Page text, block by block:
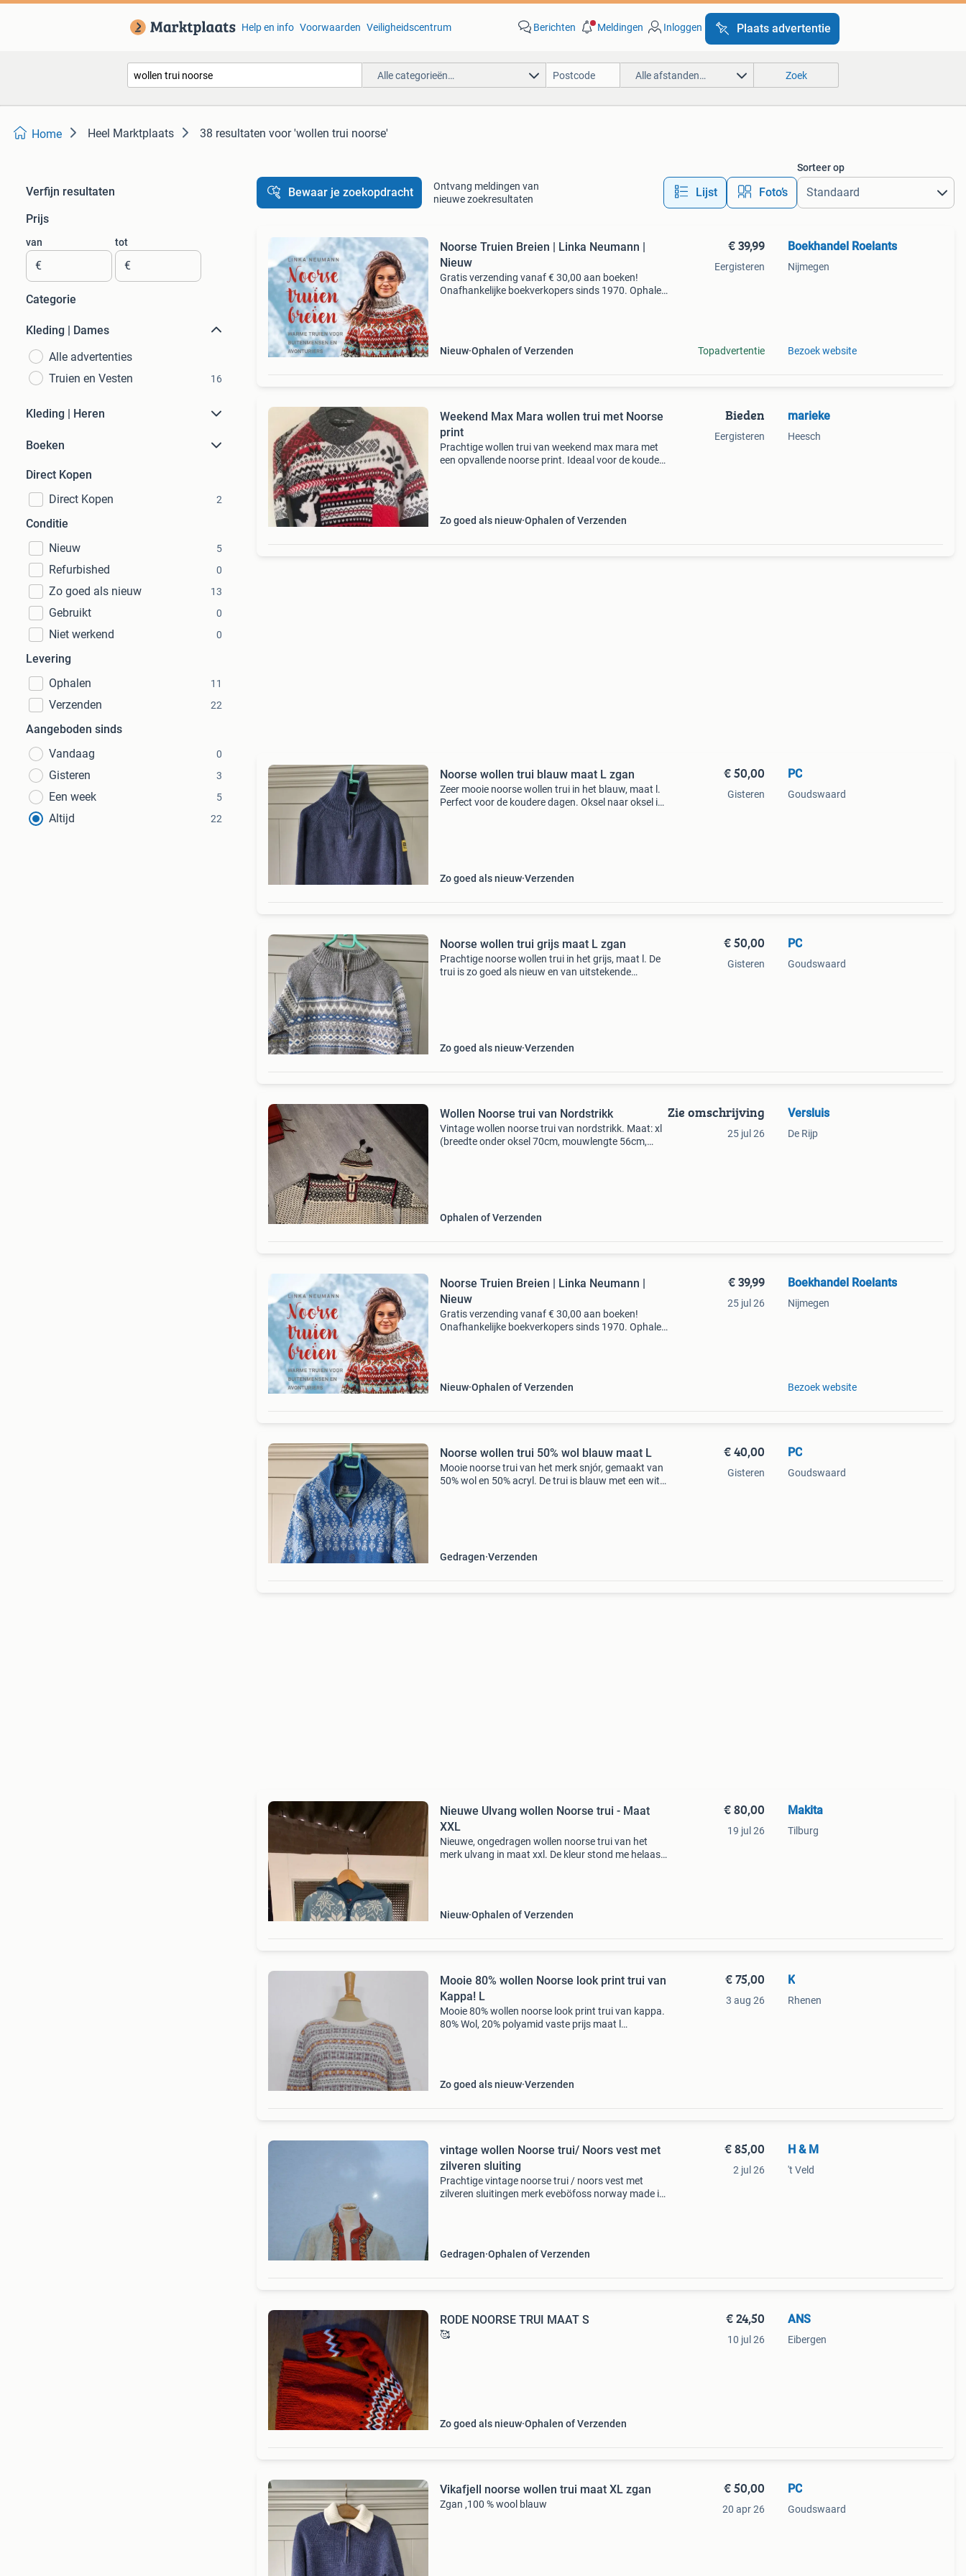
Help en info Voorwaarden Veiligheidscentrum Berichten Meldingen Inloggen Plaats advertentie
Alle categorieën… Alle afstanden… Zoek
Home Heel Marktplaats 38 resultaten voor 'wollen trui noorse'
Verfijn resultaten
Prijs
van
€
tot
€
Categorie
Kleding | Dames
Alle advertenties
Truien en Vesten
16
Kleding | Heren
Boeken
Direct Kopen
Direct Kopen
2
Conditie
Nieuw
5
Refurbished 0
Zo goed als nieuw 13
Gebruikt 0
Niet werkend 0
Levering
Ophalen
11
Verzenden 22
Aangeboden sinds
Vandaag
0
Gisteren 3
Een week 5
Altijd 22
Bewaar je zoekopdracht
Ontvang meldingen van
nieuwe zoekresultaten
Lijst Foto’s
Sorteer op
Noorse Truien Breien | Linka Neumann |
Nieuw
Gratis verzending vanaf € 30,00 aan boeken!
Onafhankelijke boekverkopers sinds 1970. Ophalen
Nieuw Ophalen of Verzenden
€ 39,99
Eergisteren
Topadvertentie
Boekhandel Roelants
Nijmegen
Bezoek website
Weekend Max Mara wollen trui met Noorse
print
Prachtige wollen trui van weekend max mara met
een opvallende noorse print. Ideaal voor de koudere
Zo goed als nieuw Ophalen of Verzenden
Bieden
Eergisteren
marieke
Heesch
Noorse wollen trui blauw maat L zgan
Zeer mooie noorse wollen trui in het blauw, maat l.
Perfect voor de koudere dagen. Oksel naar oksel is
Zo goed als nieuw Verzenden
€ 50,00
Gisteren
PC
Goudswaard
Noorse wollen trui grijs maat L zgan
Prachtige noorse wollen trui in het grijs, maat l. De
trui is zo goed als nieuw en van uitstekende
Zo goed als nieuw Verzenden
€ 50,00
Gisteren
PC
Goudswaard
Wollen Noorse trui van Nordstrikk
Vintage wollen noorse trui van nordstrikk. Maat: xl
(breedte onder oksel 70cm, mouwlengte 56cm,
Ophalen of Verzenden
Zie omschrijving
25 jul 26
Versluis
De Rijp
Noorse Truien Breien | Linka Neumann |
Nieuw
Gratis verzending vanaf € 30,00 aan boeken!
Onafhankelijke boekverkopers sinds 1970. Ophalen
Nieuw Ophalen of Verzenden
€ 39,99
25 jul 26
Boekhandel Roelants
Nijmegen
Bezoek website
Noorse wollen trui 50% wol blauw maat L
Mooie noorse trui van het merk snjór, gemaakt van
50% wol en 50% acryl. De trui is blauw met een wit
Gedragen Verzenden
€ 40,00
Gisteren
PC
Goudswaard
Nieuwe Ulvang wollen Noorse trui - Maat
XXL
Nieuwe, ongedragen wollen noorse trui van het
merk ulvang in maat xxl. De kleur stond me helaas
Nieuw Ophalen of Verzenden
€ 80,00
19 jul 26
Makita
Tilburg
Mooie 80% wollen Noorse look print trui van
Kappa! L
Mooie 80% wollen noorse look print trui van kappa.
80% Wol, 20% polyamid vaste prijs maat l
Zo goed als nieuw Verzenden
€ 75,00
3 aug 26
K
Rhenen
vintage wollen Noorse trui/ Noors vest met
zilveren sluiting
Prachtige vintage noorse trui / noors vest met
zilveren sluitingen merk eveböfoss norway made in
Gedragen Ophalen of Verzenden
€ 85,00
2 jul 26
H & M
't Veld
RODE NOORSE TRUI MAAT S
🥰
Zo goed als nieuw Ophalen of Verzenden
€ 24,50
10 jul 26
ANS
Eibergen
Vikafjell noorse wollen trui maat XL zgan
Zgan ,100 % wool blauw
€ 50,00
20 apr 26
PC
Goudswaard